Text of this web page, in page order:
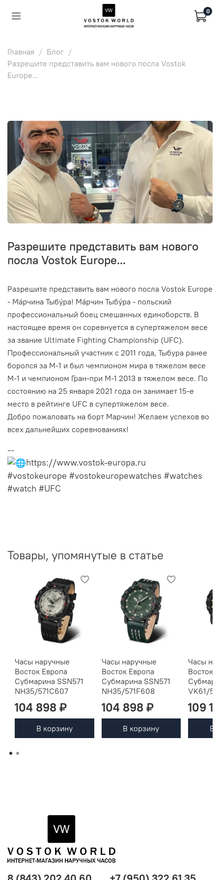
0
Главная
Блог
Разрешите представить вам нового посла Vostok
Europe...
Разрешите представить вам нового
посла Vostok Europe...
Разрешите представить вам нового посла Vostok Europe
- Ма́рчина Тыбу́ра! Ма́рчин Тыбу́ра - польский
профессиональный боец смешанных единоборств. В
настоящее время он соревнуется в супертяжелом весе
за звание Ultimate Fighting Championship (UFC).
Профессиональный участник с 2011 года, Тыбура ранее
боролся за М-1 и был чемпионом мира в тяжелом весе
М-1 и чемпионом Гран-при М-1 2013 в тяжелом весе. По
состоянию на 25 января 2021 года он занимает 15-е
место в рейтинге UFC в супертяжелом весе.
Добро пожаловать на борт Марчин! Желаем успехов во
всех дальнейших соревнованиях!
--
https://www.vostok-europa.ru
#vostokeurope #vostokeuropewatches #watches
#watch #UFC
Товары, упомянутые в статье
Часы наручные
Восток Европа
Субмарина SSN571
NH35/571C607
104 898 ₽
В корзину
Часы наручные
Восток Европа
Субмарина SSN571
NH35/571F608
104 898 ₽
В корзину
Часы
Восток
VK61/
109
В